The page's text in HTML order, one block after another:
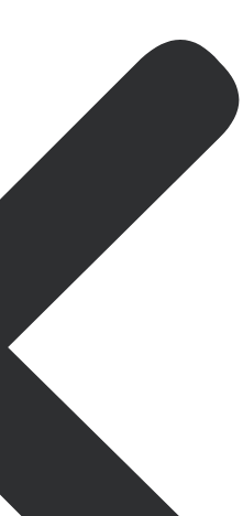
Oferta especial
10% de